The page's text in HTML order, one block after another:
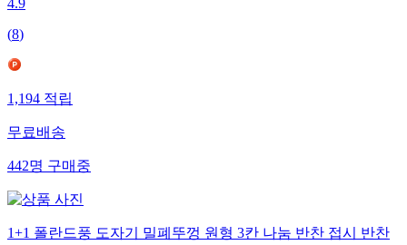
4.9
(8)
1,194적립
무료배송
442명구매중
1+1 폴란드풍 도자기 밀폐뚜껑 원형 3칸 나눔 반찬 접시 반찬